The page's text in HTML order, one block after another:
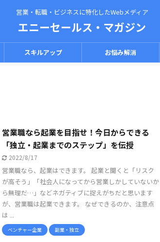
営業・転職・ビジネスに特化したWebメディア
エニーセールス・マガジン
スキルアップ お悩み解消
営業職なら起業を目指せ！今日からできる
「独立・起業までのステップ」を伝授
2022/8/17
営業職なら、起業はできます。 起業と聞くと「リスク
が高そう」「社会人になってから営業しかしていないか
ら無理だ…」などネガティブに捉えがちだと思います
が、営業職は起業できます。 なぜできるのか、注意点
は ...
ベンチャー企業 副業・独立